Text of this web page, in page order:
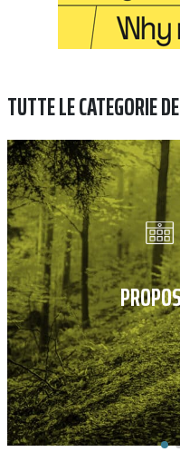
TUTTE LE CATEGORIE